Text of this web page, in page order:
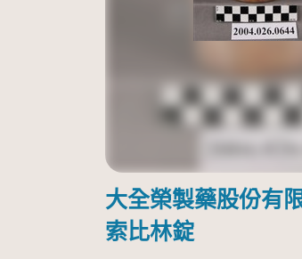
大全榮製藥股份有
索比林錠